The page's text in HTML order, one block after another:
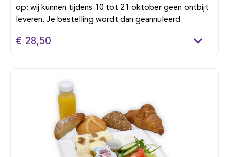
op: wij kunnen tijdens 10 tot 21 oktober geen ontbijt
leveren. Je bestelling wordt dan geannuleerd
€ 28,50